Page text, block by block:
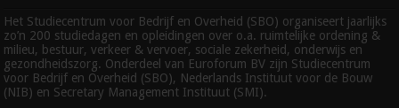
Het Studiecentrum voor Bedrijf en Overheid (SBO) organiseert jaarlijks
zo’n 200 studiedagen en opleidingen over o.a. ruimtelijke ordening &
milieu, bestuur, verkeer & vervoer, sociale zekerheid, onderwijs en
gezondheidszorg. Onderdeel van Euroforum BV zijn Studiecentrum
voor Bedrijf en Overheid (SBO), Nederlands Instituut voor de Bouw
(NIB) en Secretary Management Instituut (SMI).